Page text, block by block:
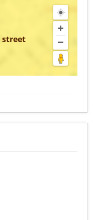
street